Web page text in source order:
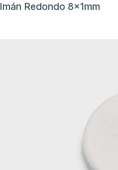
Imán Redondo 8x1mm